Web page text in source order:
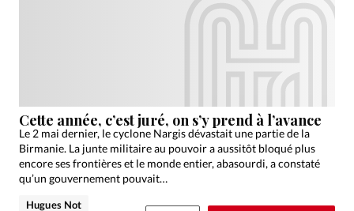
Cette année, c’est juré, on s’y prend à l’avance
Le 2 mai dernier, le cyclone Nargis dévastait une partie de la
Birmanie. La junte militaire au pouvoir a aussitôt bloqué plus
encore ses frontières et le monde entier, abasourdi, a constaté
qu’un gouvernement pouvait…
Hugues Not